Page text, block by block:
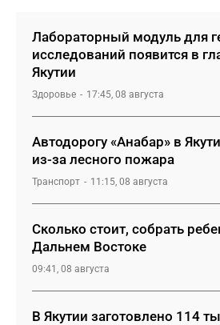
Лабораторный модуль для
исследований появится в
Якутии
Здоровье 17:45, 08 августа
Автодорогу «Анабар» в
из-за лесного пожара
Транспорт 11:15, 08 августа
Сколько стоит, собрать
Дальнем Востоке
09:41, 08 августа
В Якутии заготовлено 114